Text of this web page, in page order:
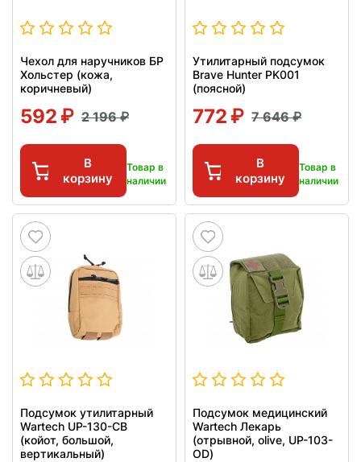
Чехол для наручников БР
Хольстер (кожа,
коричневый)
592 2 196
В
корзину
Товар в
наличии
Утилитарный подсумок
Brave Hunter PK001
(поясной)
772 7 646
В
корзину
Товар в
наличии
Подсумок утилитарный
Wartech UP-130-CB
(койот, большой,
вертикальный)
Подсумок медицинский
Wartech Лекарь
(отрывной, olive, UP-103-
OD)